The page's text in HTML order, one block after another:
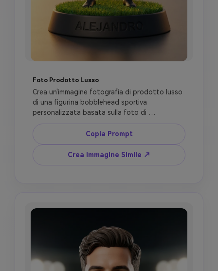
Foto Prodotto Lusso
Crea un'immagine fotografia di prodotto lusso
di una figurina bobblehead sportiva
personalizzata basata sulla foto di
riferimento, somiglianza viso accurata, pelle
realistica, capelli, barba, trucco e accessori. La
figurina ha una testa leggermente
sovradimensionata, collo corto rigido, corpo
calcio semi-realistico, kit ispirato alla nazionale
Copia Prompt
Crea Immagine Simile ↗